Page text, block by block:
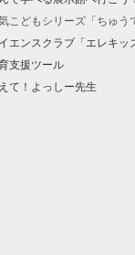
こどもシリーズ「ちゅう
エンスクラブ「エレキッ
支援ツール
て！よっしー先生